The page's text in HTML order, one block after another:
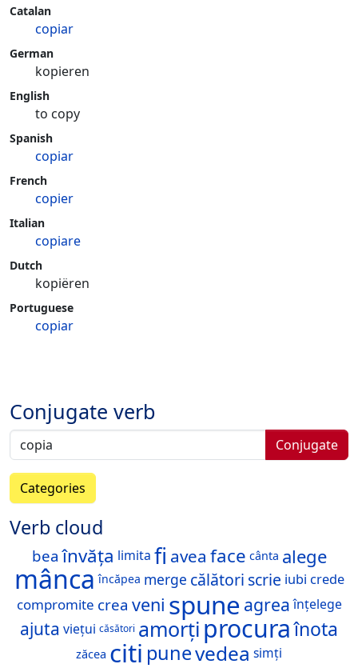
Catalan
copiar
German
kopieren
English
to copy
Spanish
copiar
French
copier
Italian
copiare
Dutch
kopiëren
Portuguese
copiar
Conjugate verb
Conjugate
Categories
Verb cloud
bea învăța limita fi avea face cânta alege
mânca încăpea merge călători scrie iubi crede
compromite crea veni spune agrea înțelege
ajuta viețui căsători amorți procuraînota
zăcea citi punevedea simți